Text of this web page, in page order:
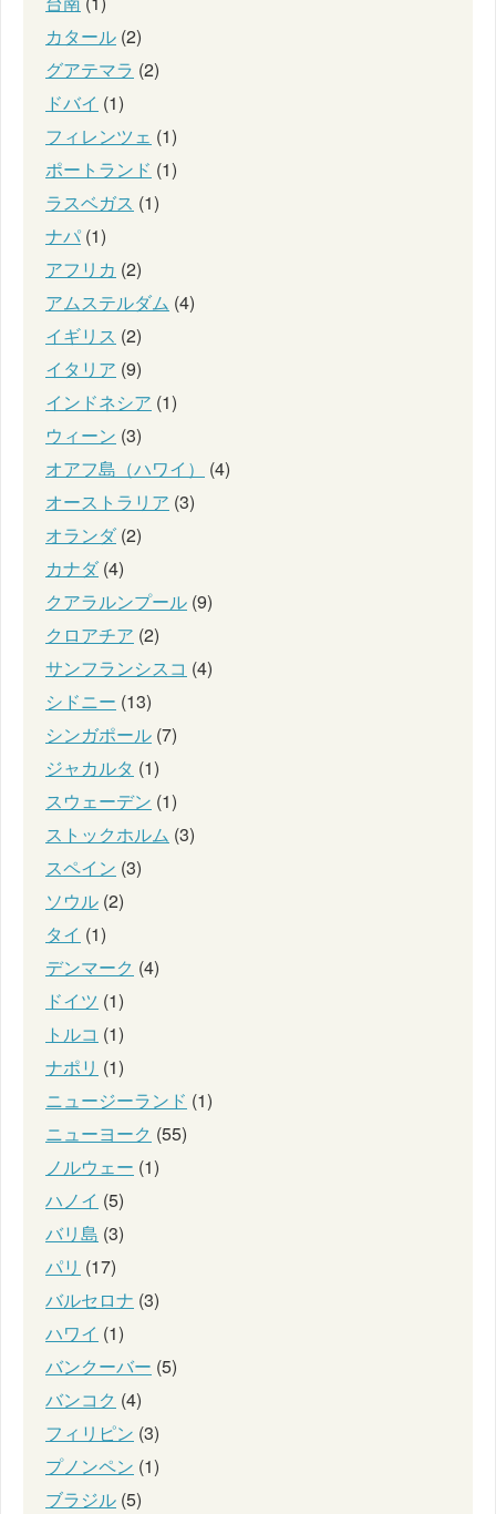
カタール (2)
グアテマラ (2)
ドバイ (1)
フィレンツェ (1)
ポートランド (1)
ラスベガス (1)
ナパ (1)
アフリカ (2)
アムステルダム (4)
イギリス (2)
イタリア (9)
インドネシア (1)
ウィーン (3)
オアフ島（ハワイ）
(4)
オーストラリア (3)
オランダ(2)
カナダ(4)
クアラルンプール (9)
クロアチア (2)
サンフランシスコ (4)
シドニー (13)
シンガポール (7)
ジャカルタ (1)
スウェーデン (1)
ストックホルム (3)
スペイン (3)
ソウル (2)
タイ (1)
デンマーク (4)
ドイツ (1)
トルコ (1)
ナポリ (1)
ニュージーランド (1)
ニューヨーク (55)
ノルウェー (1)
ハノイ (5)
バリ島 (3)
パリ (17)
バルセロナ (3)
ハワイ (1)
バンクーバー (5)
バンコク (4)
フィリピン (3)
プノンペン (1)
ブラジル (5)